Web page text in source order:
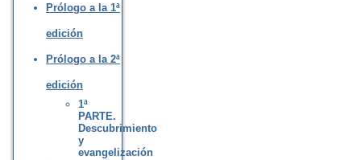
Prólogo a la 1ª
edición
Prólogo a la 2ª
edición
1ª
PARTE.
Descubrimiento
y
evangelización